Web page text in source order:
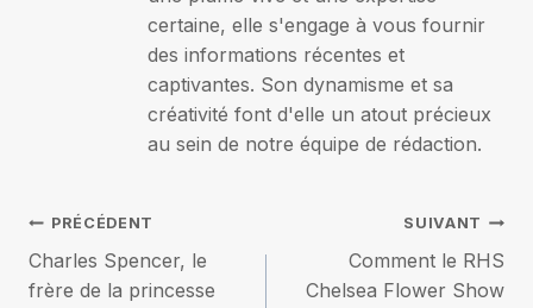
certaine, elle s'engage à vous fournir
des informations récentes et
captivantes. Son dynamisme et sa
créativité font d'elle un atout précieux
au sein de notre équipe de rédaction.
Navigation
de
PRÉCÉDENT
Charles Spencer, le
frère de la princesse
SUIVANT
Comment le RHS
Chelsea Flower Show